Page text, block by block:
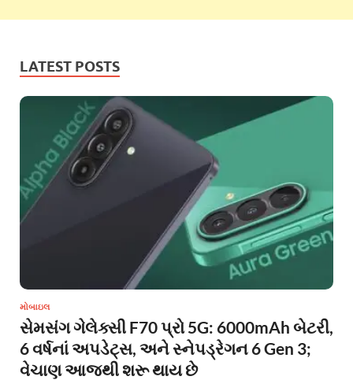
LATEST POSTS
મોબાઇલ
સેમસંગ ગેલેક્સી F70 પ્રો 5G: 6000mAh બેટરી,
6 વર્ષનાં અપડેટ્સ, અને સ્નેપડ્રેગન 6 Gen 3;
વેચાણ આજથી શરૂ થાય છે